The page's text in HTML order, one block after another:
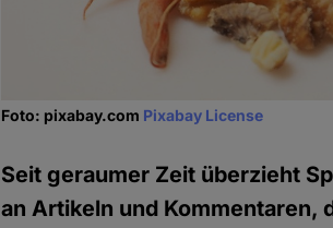
Foto: pixabay.com Pixabay License
Seit geraumer Zeit überzieht
an Artikeln und Kommentaren,